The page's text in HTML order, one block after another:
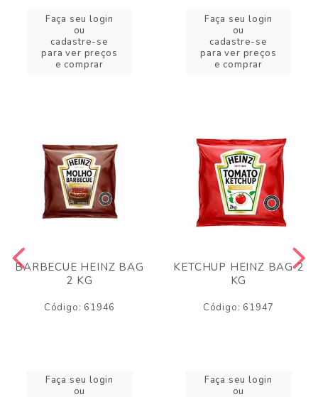
Faça seu login
ou
cadastre-se
para ver preços
e comprar
Faça seu login
ou
cadastre-se
para ver preços
e comprar
BARBECUE HEINZ BAG
2 KG
Código: 61946
Faça seu login
ou
KETCHUP HEINZ BAG 2
KG
Código: 61947
Faça seu login
ou